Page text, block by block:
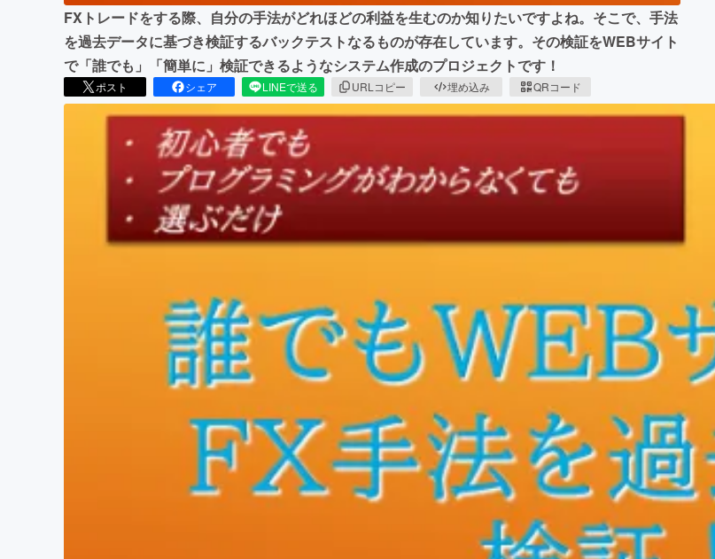
FXトレードをする際、自分の手法がどれほどの利益を生むのか知りたいですよね。そこで、手法
を過去データに基づき検証するバックテストなるものが存在しています。その検証をWEBサイト
で「誰でも」「簡単に」検証できるようなシステム作成のプロジェクトです！
ポスト シェア LINEで送る URLコピー 埋め込み QRコード